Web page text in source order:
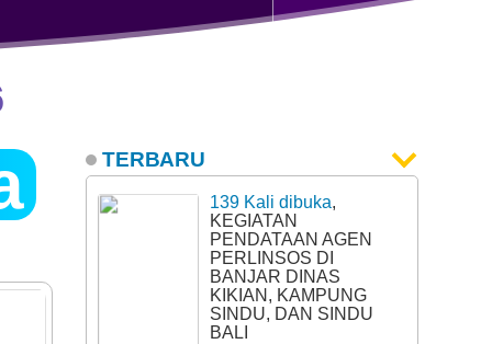
TERBARU
139 Kali dibuka,
KEGIATAN
PENDATAAN AGEN
PERLINSOS DI
BANJAR DINAS
KIKIAN, KAMPUNG
SINDU, DAN SINDU
BALI